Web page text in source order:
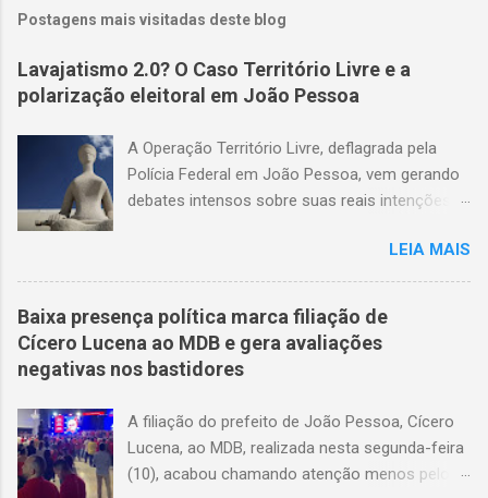
Postagens mais visitadas deste blog
Lavajatismo 2.0? O Caso Território Livre e a
polarização eleitoral em João Pessoa
A Operação Território Livre, deflagrada pela
Polícia Federal em João Pessoa, vem gerando
debates intensos sobre suas reais intenções e
eleitoral que sustenta a operação carece de
provas concretas. Até o momento, não há
gravações de áudio ou vídeo que validem as
acusações. A narrativa que circula em setores
da imprensa sugere que eleitores de baixa
apresentadas são frágeis, levantando mais
suspeitas do que certezas. O impacto na
política local é notável. As ações da Polícia
LEIA MAIS
Baixa presença política marca filiação de
Cícero Lucena ao MDB e gera avaliações
negativas nos bastidores
A filiação do prefeito de João Pessoa, Cícero
Lucena, ao MDB, realizada nesta segunda-feira
(10), acabou chamando atenção menos pelo